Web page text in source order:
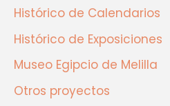
Histórico de Calendarios
Histórico de Exposiciones
Museo Egipcio de Melilla
Otros proyectos